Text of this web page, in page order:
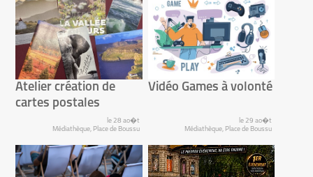
Atelier création de
cartes postales
le 28 ao�t
Médiathèque, Place de Boussu
Vidéo Games à volonté
le 29 ao�t
Médiathèque, Place de Boussu